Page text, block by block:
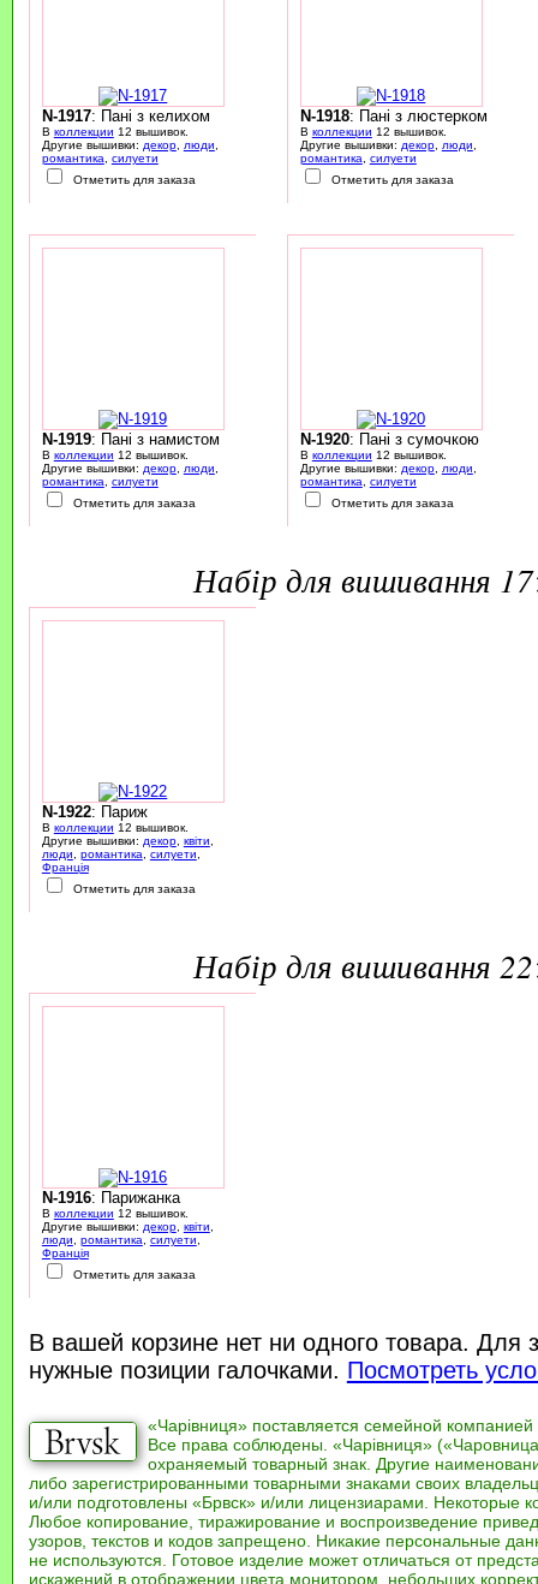
N-1917: Пані з келихом
В коллекции 12 вышивок.
Другие вышивки: декор, люди
романтика
силуети
Отметить для заказа
N-1918: Пані з люстерком
В коллекции 12 вышивок.
Другие вышивки: декор, люди
романтика
силуети
Отметить для заказа
N-1919: Пані з намистом
В коллекции 12 вышивок.
Другие вышивки: декор, люди
романтика
силуети
Отметить для заказа
N-1920: Пані з сумочкою
В коллекции 12 вышивок.
Другие вышивки: декор, люди
романтика
силуети
Отметить для заказа
набір для вишивання
N-1922: Париж
В коллекции 12 вышивок.
Другие вышивки: декор, квіти
люди
романтика силуети
Франція
Отметить для заказа
набір для вишивання
N-1916: Парижанка
В коллекции 12 вышивок.
Другие вышивки: декор, квіти
люди
романтика силуети
Франція
Отметить для заказа
В вашей корзине нет ни одного товара. Для
нужные позиции галочками. Посмотреть
«Чарівниця» поставляется семейной компанией
Все права соблюдены. «Чарівниця»
охраняемый товарный знак. Другие
либо зарегистрированными товарными знаками своих
и/или подготовлены «Брвск» и/или лицензиарами. Некоторые
Любое копирование, тиражирование и воспроизведение
узоров, текстов и кодов запрещено. Никакие персональные
не используются. Готовое изделие может отличаться от
искажений в отображении цвета монитором, небольших